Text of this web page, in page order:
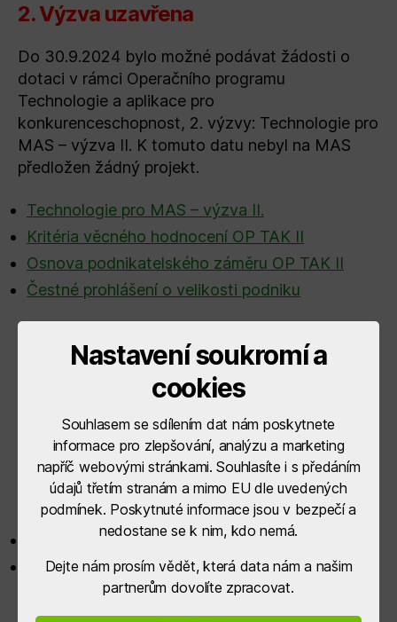
2. Výzva uzavřena
Do 30.9.2024 bylo možné podávat žádosti o
dotaci v rámci Operačního programu
Technologie a aplikace pro
konkurenceschopnost, 2. výzvy: Technologie pro
MAS – výzva II. K tomuto datu nebyl na MAS
předložen žádný projekt.
Technologie pro MAS – výzva II.
Kritéria věcného hodnocení OP TAK II
Osnova podnikatelského záměru OP TAK II
Čestné prohlášení o velikosti podniku
1. Výzva uzavřena
Do 13.11.2023 bylo možné podávat žádosti o
Technologie a aplikace pro
konkurenceschopnost, do výzvy Technologie
pro MAS. K tomuto datu nebyl na MAS
předložen žádný projekt.
Výzva I. – Technologie pro MAS_(CLLD)
Výzva I. – Technologie pro MAS (CLLD) –
prodloužená
Nastavení soukromí a
cookies
Souhlasem se sdílením dat nám poskytnete
informace pro zlepšování, analýzu a marketing
napříč webovými stránkami. Souhlasíte i s předáním
údajů třetím stranám a mimo EU dle uvedených
podmínek. Poskytnuté informace jsou v bezpečí a
nedostane se k nim, kdo nemá.
Dejte nám prosím vědět, která data nám a našim
partnerům dovolíte zpracovat.